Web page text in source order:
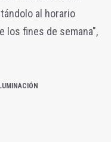
al horario
los fines de semana",
ILUMINACIÓN